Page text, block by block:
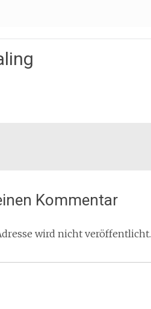
Kommentar
wird nicht veröffentlicht.